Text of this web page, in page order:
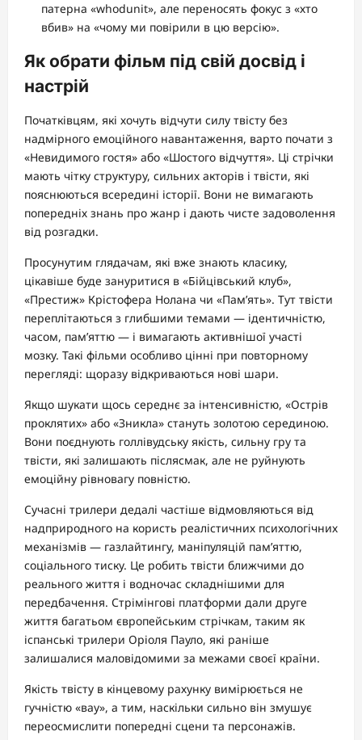
патерна «whodunit», але переносять фокус з «хто
вбив» на «чому ми повірили в цю версію».
Як обрати фільм під свій досвід і
настрій
Початківцям, які хочуть відчути силу твісту без
надмірного емоційного навантаження, варто почати з
«Невидимого гостя» або «Шостого відчуття». Ці стрічки
мають чітку структуру, сильних акторів і твісти, які
пояснюються всередині історії. Вони не вимагають
попередніх знань про жанр і дають чисте задоволення
від розгадки.
Просунутим глядачам, які вже знають класику,
цікавіше буде зануритися в «Бійцівський клуб»,
«Престиж» Крістофера Нолана чи «Пам’ять». Тут твісти
переплітаються з глибшими темами — ідентичністю,
часом, пам’яттю — і вимагають активнішої участі
мозку. Такі фільми особливо цінні при повторному
перегляді: щоразу відкриваються нові шари.
Якщо шукати щось середнє за інтенсивністю, «Острів
проклятих» або «Зникла» стануть золотою серединою.
Вони поєднують голлівудську якість, сильну гру та
твісти, які залишають післясмак, але не руйнують
емоційну рівновагу повністю.
Сучасні трилери дедалі частіше відмовляються від
надприродного на користь реалістичних психологічних
механізмів — газлайтингу, маніпуляцій пам’яттю,
соціального тиску. Це робить твісти ближчими до
реального життя і водночас складнішими для
передбачення. Стрімінгові платформи дали друге
життя багатьом європейським стрічкам, таким як
іспанські трилери Оріоля Пауло, які раніше
залишалися маловідомими за межами своєї країни.
Якість твісту в кінцевому рахунку вимірюється не
гучністю «вау», а тим, наскільки сильно він змушує
переосмислити попередні сцени та персонажів.